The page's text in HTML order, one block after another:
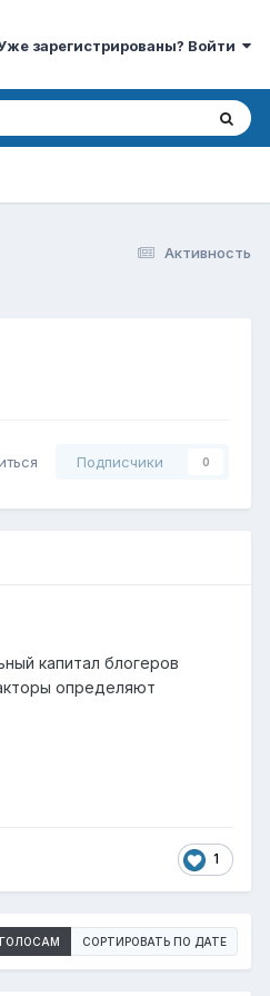
зарегистрированы? Войти
Активность
Подписчики 0
капитал блогеров
определяют
1
СОРТИРОВАТЬ ПО ДАТЕ